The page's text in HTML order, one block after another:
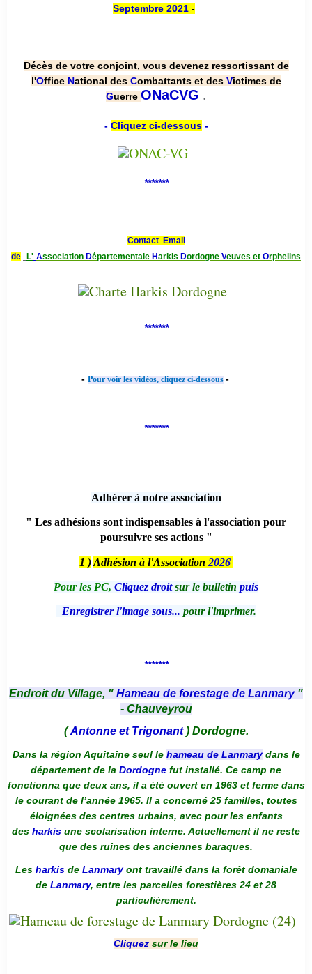
Septembre 2021 -
Décès de votre conjoint, vous devenez ressortissant de
l'Office National des Combattants et des Victimes de
Guerre ONaCVG .
- Cliquez ci-dessous-
*******
Contact Email
de
L' Association Départementale Harkis Dordogne Veuves et Orphelins
*******
- Pour voir les vidéos, cliquez ci-dessous -
*******
Adhérer à notre association
" Les adhésions sont indispensables à l'association pour
poursuivre ses actions "
1 ) Adhésion à l'Association 2026
Pour les PC, Cliquez droitsur le bulletin puis
Enregistrer l'image sous... pour l'imprimer.
*******
Endroit du Village, " Hameau de forestage de Lanmary "
- Chauveyrou
(Antonne et Trigonant) Dordogne.
Dans la région Aquitaine seul le hameau de Lanmarydans le
département de la Dordogne fut installé. Ce camp ne
fonctionna que deux ans, il a été ouvert en 1963 et ferme dans
le courant de l’année 1965. Il a concerné 25 familles, toutes
éloignées des centres urbains, avec pour les enfants
des harkis une scolarisation interne. Actuellement il ne reste
que des ruines des anciennes baraques.
Les harkis de Lanmaryont travaillé dans la forêt domaniale
de Lanmary, entre les parcelles forestières 24 et 28
particulièrement.
Cliquez sur le lieu